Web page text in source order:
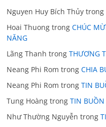
Nguyen Huy Bích Thủy trong
Hoai Thuong trongCHÚC
NĂNG
Lãng Thanh trongTHƯƠNG
Neang Phi Rom trongCHIA
Neang Phi Rom trongTIN
Tung Hoàng trongTIN BUỒN
Như Thường Nguyễn trong